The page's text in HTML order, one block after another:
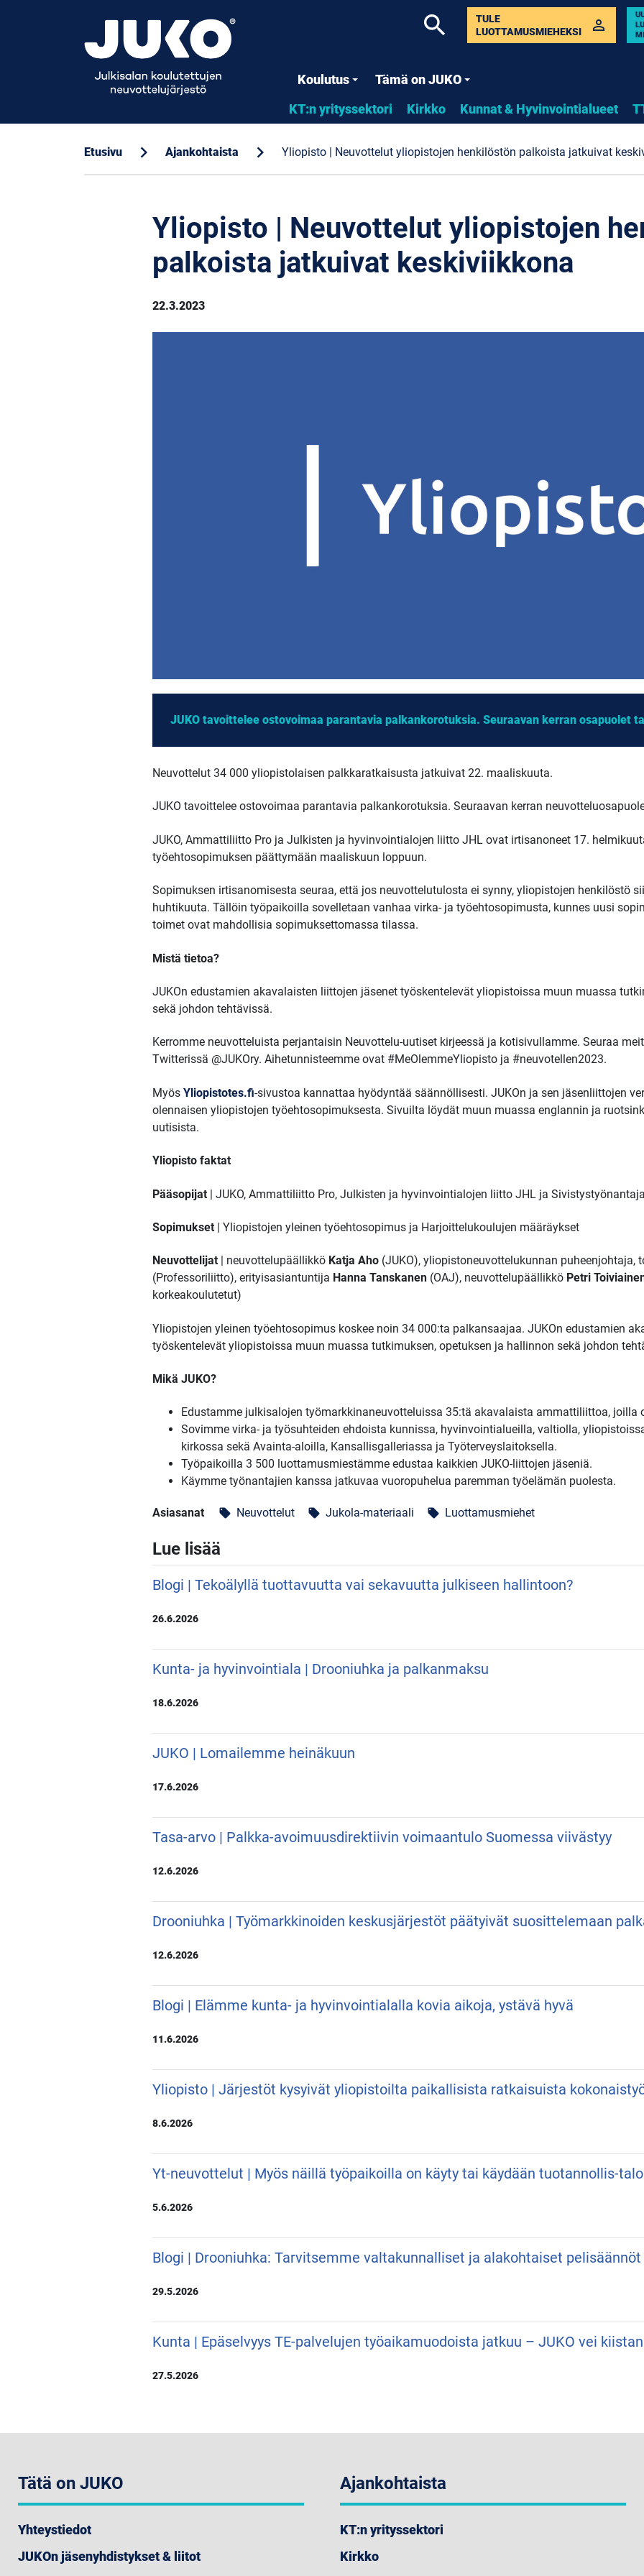
Koulutus
Tämä on JUKO
KT:n yrityssektori
Kirkko Kunnat & Hyvinvointialueet
TULE
LUOTTAMUSMIEHEKSI
perm_identity
search
Etusivu chevron_right Ajankohtaista chevron_right Yliopisto | Neuvottelut yliopistojen henkilöstön palkoista jatkuivat
Yliopisto | Neuvottelut yliopistojen
palkoista jatkuivat keskiviikkona
22.3.2023
JUKO tavoittelee ostovoimaa parantavia palkankorotuksia. Seuraavan kerran osapuolet
Neuvottelut 34 000 yliopistolaisen palkkaratkaisusta jatkuivat 22. maaliskuuta.
JUKO tavoittelee ostovoimaa parantavia palkankorotuksia. Seuraavan kerran
JUKO, Ammattiliitto Pro ja Julkisten ja hyvinvointialojen liitto JHL ovat irtisanoneet 17.
työehtosopimuksen päättymään maaliskuun loppuun.
Sopimuksen irtisanomisesta seuraa, että jos neuvottelutulosta ei synny, yliopistojen henkilöstö
huhtikuuta. Tällöin työpaikoilla sovelletaan vanhaa virka- ja työehtosopimusta, kunnes uusi
toimet ovat mahdollisia sopimuksettomassa tilassa.
Mistä tietoa?
JUKOn edustamien akavalaisten liittojen jäsenet työskentelevät yliopistoissa muun muassa
sekä johdon tehtävissä.
Kerromme neuvotteluista perjantaisin Neuvottelu-uutiset kirjeessä ja kotisivullamme. Seuraa
Twitterissä @JUKOry. Aihetunnisteemme ovat #MeOlemmeYliopisto ja #neuvotellen2023.
Myös Yliopistotes.fi-sivustoa kannattaa hyödyntää säännöllisesti. JUKOn ja sen jäsenliittojen
olennaisen yliopistojen työehtosopimuksesta. Sivuilta löydät muun muassa englannin ja
uutisista.
Yliopisto faktat
Pääsopijat | JUKO, Ammattiliitto Pro, Julkisten ja hyvinvointialojen liitto JHL ja
Sopimukset | Yliopistojen yleinen työehtosopimus ja Harjoittelukoulujen määräykset
Neuvottelijat | neuvottelupäällikkö Katja Aho(JUKO), yliopistoneuvottelukunnan puheenjohtaja,
(Professoriliitto), erityisasiantuntija Hanna Tanskanen(OAJ), neuvottelupäällikkö Petri
korkeakoulutetut)
Yliopistojen yleinen työehtosopimus koskee noin 34 000:ta palkansaajaa. JUKOn edustamien
työskentelevät yliopistoissa muun muassa tutkimuksen, opetuksen ja hallinnon sekä johdon
Mikä JUKO?
Edustamme julkisalojen työmarkkinaneuvotteluissa 35:tä akavalaista ammattiliittoa, joilla
Sovimme virka- ja työsuhteiden ehdoista kunnissa, hyvinvointialueilla, valtiolla,
kirkossa sekä Avainta-aloilla, Kansallisgalleriassa ja Työterveyslaitoksella.
Työpaikoilla 3 500 luottamusmiestämme edustaa kaikkien JUKO-liittojen jäseniä.
Käymme työnantajien kanssa jatkuvaa vuoropuhelua paremman työelämän puolesta.
Asiasanat local_offer Neuvottelut local_offer Jukola-materiaali local_offer Luottamusmiehet
Lue lisää
Blogi | Tekoälyllä tuottavuutta vai sekavuutta julkiseen hallintoon?
26.6.2026
Kunta- ja hyvinvointiala | Drooniuhka ja palkanmaksu
18.6.2026
JUKO | Lomailemme heinäkuun
17.6.2026
Tasa-arvo | Palkka-avoimuusdirektiivin voimaantulo Suomessa viivästyy
12.6.2026
Drooniuhka | Työmarkkinoiden keskusjärjestöt päätyivät suosittelemaan
12.6.2026
Blogi | Elämme kunta- ja hyvinvointialalla kovia aikoja, ystävä hyvä
11.6.2026
Yliopisto | Järjestöt kysyivät yliopistoilta paikallisista ratkaisuista
8.6.2026
Yt-neuvottelut | Myös näillä työpaikoilla on käyty tai käydään tuotannollis-
5.6.2026
Blogi | Drooniuhka: Tarvitsemme valtakunnalliset ja alakohtaiset pelisäännöt
29.5.2026
Kunta | Epäselvyys TE-palvelujen työaikamuodoista jatkuu – JUKO vei
27.5.2026
Tätä on JUKO
Yhteystiedot
JUKOn jäsenyhdistykset & liitot
Ajankohtaista
KT:n yrityssektori
Kirkko